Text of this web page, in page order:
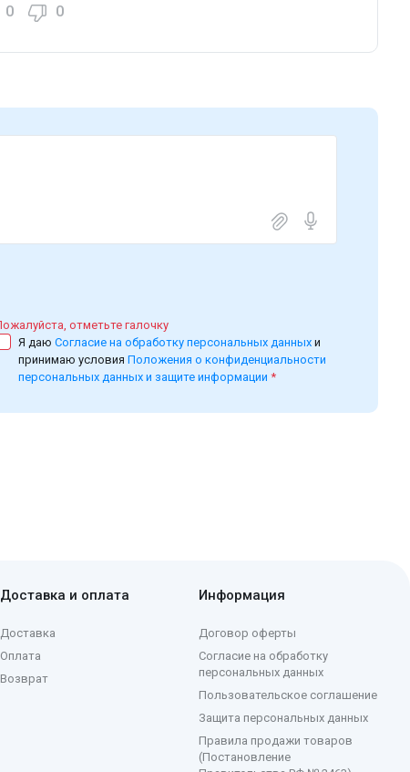
0 0
отметьте галочку
Я даю Согласие на обработку персональных данных и
принимаю условия Положения о конфиденциальности
персональных данных и защите информации *
Доставка и оплата
Доставка
Оплата
Возврат
Информация
Договор оферты
Согласие на обработку
персональных данных
Пользовательское соглашение
Защита персональных данных
Правила продажи товаров
(Постановление